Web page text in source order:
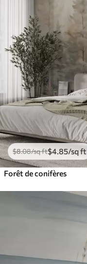
$8.08/sq ft$4 .85/sq ft
Forêt de conifères